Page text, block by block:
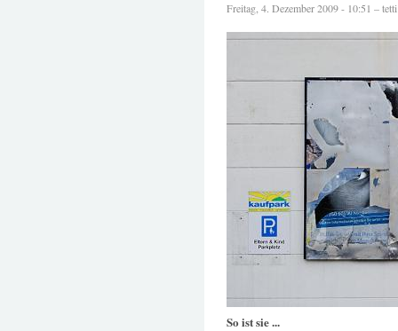
Freitag, 4. Dezember 2009 - 10:51 – tetti
So ist sie ...